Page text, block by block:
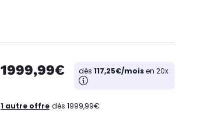
1999,99€ dès 117,25€/moisen 20x
1 autre offre dès 1999,99€